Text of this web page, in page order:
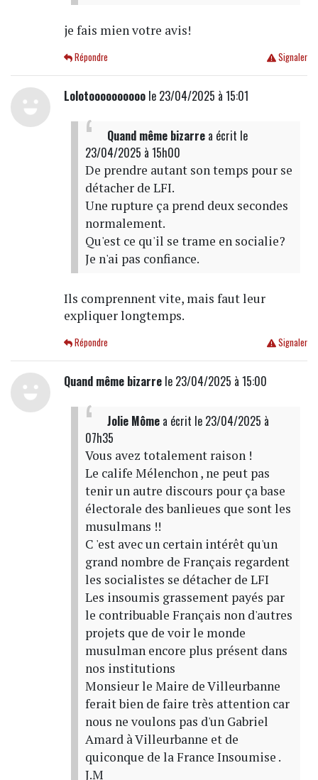
je fais mien votre avis!
Signaler
Répondre
Lolotoooooooooole 23/04/2025 à 15:01
Quand même bizarrea écrit le
23/04/2025 à 15h00
De prendre autant son temps pour se
détacher de LFI.
Une rupture ça prend deux secondes
normalement.
Qu'est ce qu'il se trame en socialie?
Je n'ai pas confiance.
Ils comprennent vite, mais faut leur
expliquer longtemps.
Signaler
Répondre
Quand même bizarrele 23/04/2025 à 15:00
Jolie Mômea écrit le 23/04/2025 à
07h35
Vous avez totalement raison !
Le calife Mélenchon , ne peut pas
tenir un autre discours pour ça base
électorale des banlieues que sont les
musulmans !!
C 'est avec un certain intérêt qu'un
grand nombre de Français regardent
les socialistes se détacher de LFI
Les insoumis grassement payés par
le contribuable Français non d'autres
projets que de voir le monde
musulman encore plus présent dans
nos institutions
Monsieur le Maire de Villeurbanne
ferait bien de faire très attention car
nous ne voulons pas d'un Gabriel
Amard à Villeurbanne et de
quiconque de la France Insoumise .
J.M